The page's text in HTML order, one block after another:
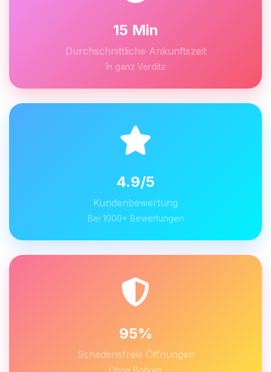
15 Min
Durchschnittliche Ankunftszeit
In ganz Verditz
4.9/5
Kundenbewertung
Bei 1000+ Bewertungen
95%
Schadensfreie Öffnungen
Ohne Bohren